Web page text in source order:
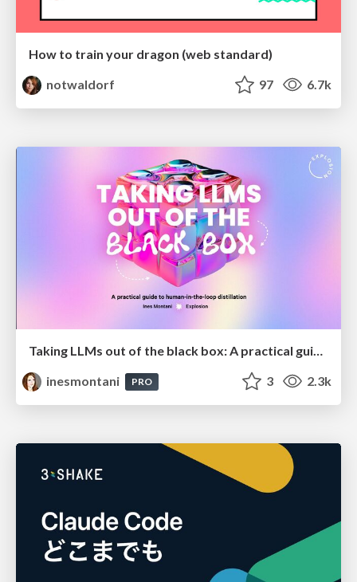
How to train your dragon (web standard)
notwaldorf
97 6.7k
Taking LLMs out of the black box: A practical guide to human-in-the-loop distillation
inesmontani
PRO 3 2.3k